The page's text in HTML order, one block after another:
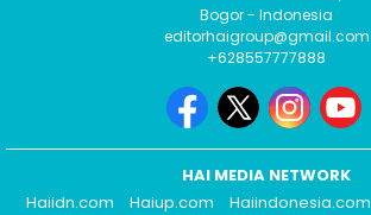
Bogor - Indonesia
editorhaigroup@gmail.com
+628557777888
HAI MEDIA NETWORK
Haiidn.com
Haiup.com Haiindonesia.com